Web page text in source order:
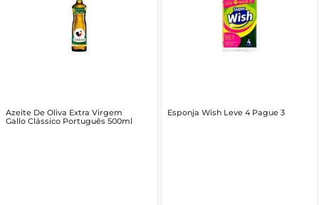
Azeite De Oliva Extra Virgem
Gallo Clássico Português 500ml
Esponja Wish Leve 4 Pague 3